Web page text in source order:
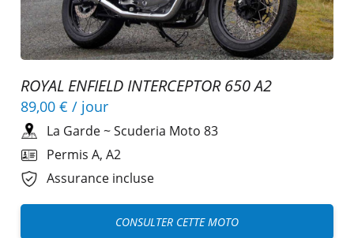
ROYAL ENFIELD INTERCEPTOR 650 A2
89,00 € / jour
La Garde~Scuderia Moto 83
Permis A, A2
Assurance incluse
CONSULTER CETTE MOTO